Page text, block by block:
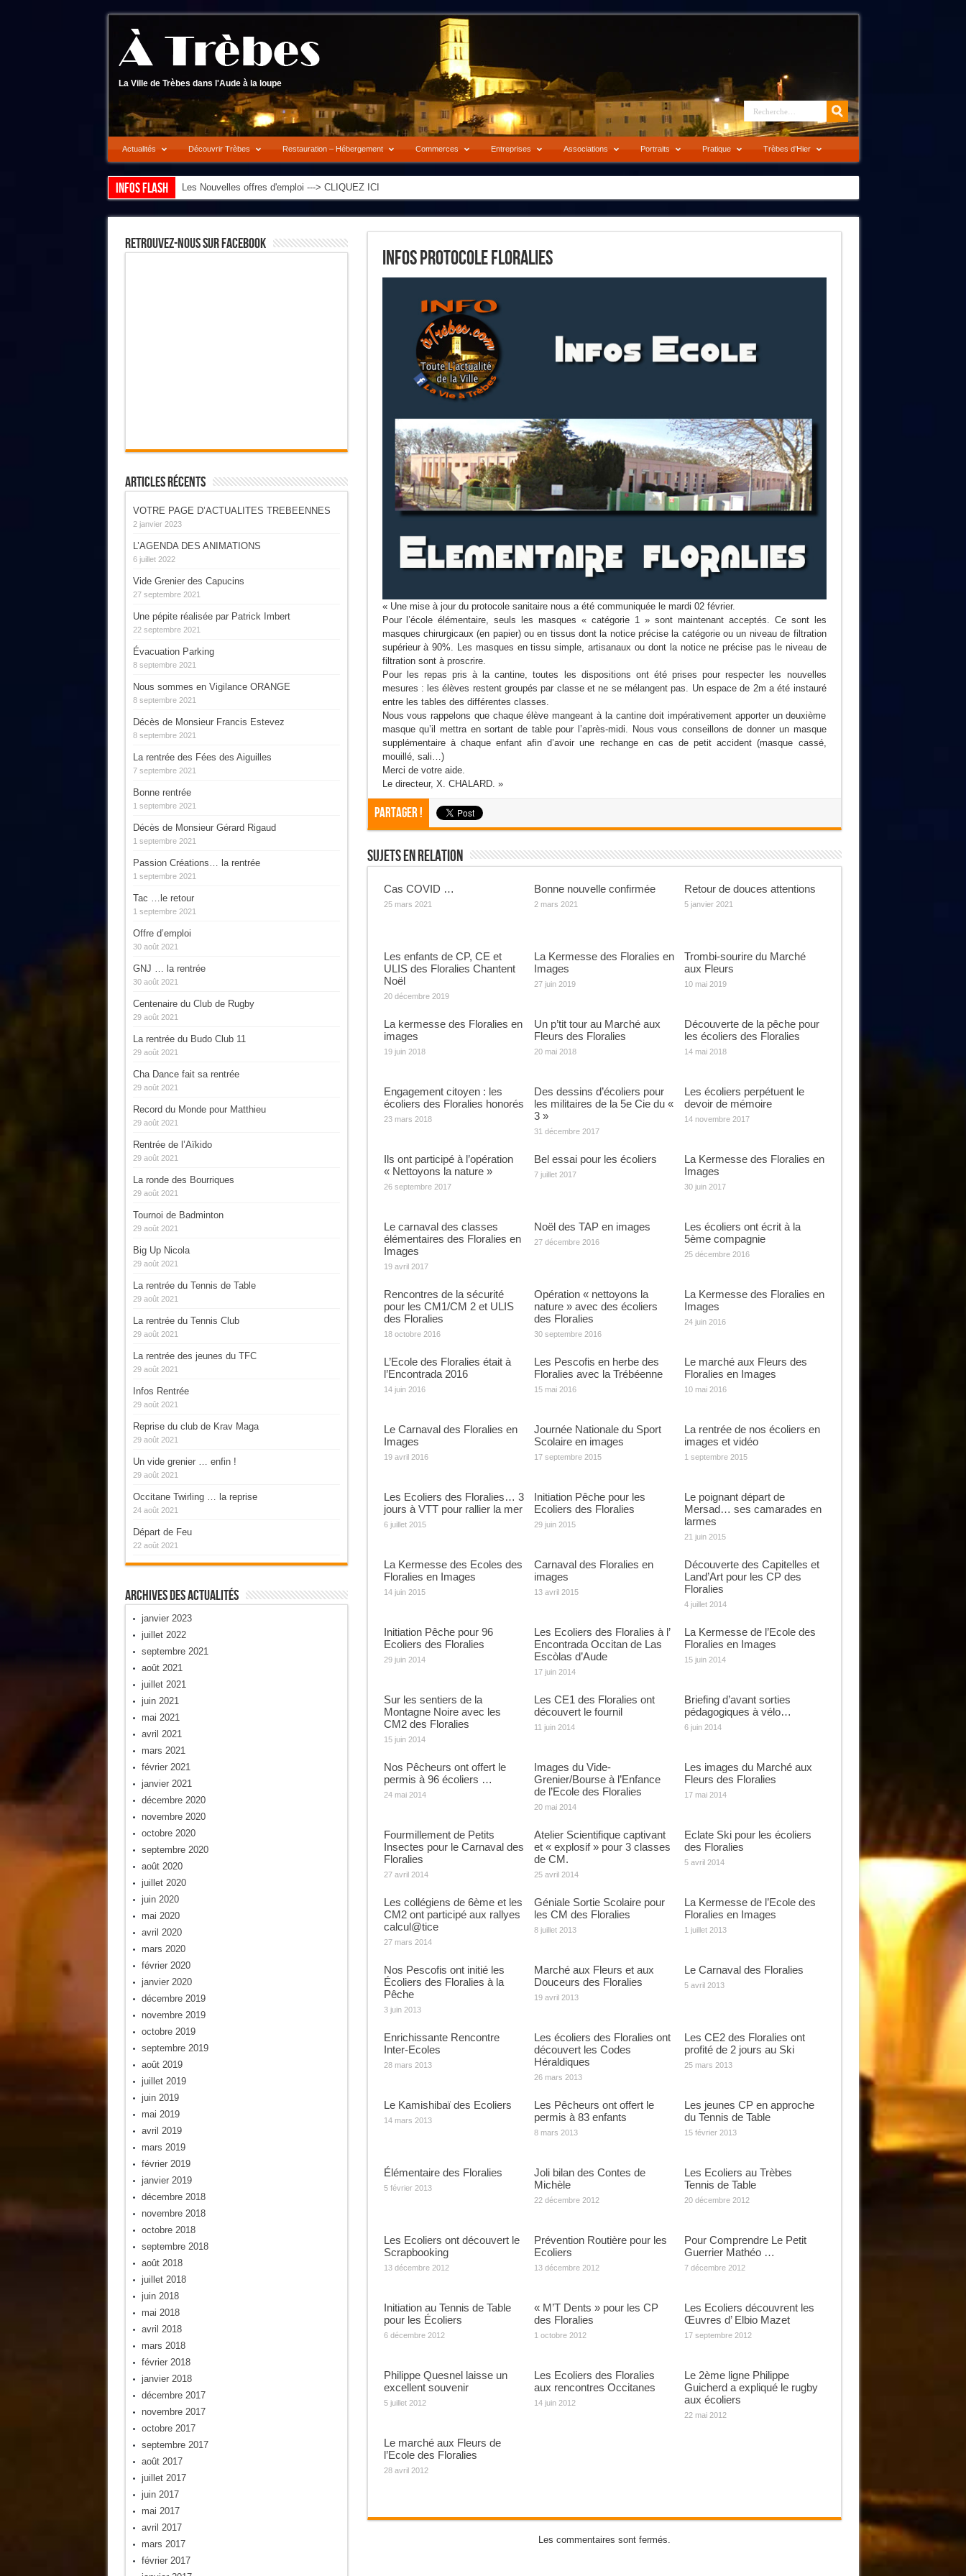
La Ville de Trèbes dans l'Aude à la loupe
Actualités Découvrir Trèbes Restauration – Hébergement Commerces Entreprises Associations Portraits Pratique Trèbes d’Hier
Infos flash Les Nouvelles offres d'emploi ---> CLIQUEZ ICI
Infos Protocole Floralies
« Une mise à jour du protocole sanitaire nous a été communiquée le mardi 02 février.
Pour l’école élémentaire, seuls les masques « catégorie 1 » sont maintenant acceptés. Ce sont les
masques chirurgicaux (en papier) ou en tissus dont la notice précise la catégorie ou un niveau de filtration
supérieur à 90%. Les masques en tissu simple, artisanaux ou dont la notice ne précise pas le niveau de
filtration sont à proscrire.
Pour les repas pris à la cantine, toutes les dispositions ont été prises pour respecter les nouvelles
mesures : les élèves restent groupés par classe et ne se mélangent pas. Un espace de 2m a été instauré
entre les tables des différentes classes.
Nous vous rappelons que chaque élève mangeant à la cantine doit impérativement apporter un deuxième
masque qu’il mettra en sortant de table pour l’après-midi. Nous vous conseillons de donner un masque
supplémentaire à chaque enfant afin d’avoir une rechange en cas de petit accident (masque cassé,
mouillé, sali…)
Merci de votre aide.
Le directeur, X. CHALARD. »
Partager !
Sujets En Relation
Cas COVID …
25 mars 2021
Bonne nouvelle confirmée
2 mars 2021
Retour de douces attentions
5 janvier 2021
Les enfants de CP, CE et
ULIS des Floralies Chantent
Noël
20 décembre 2019
La Kermesse des Floralies en
Images
27 juin 2019
Trombi-sourire du Marché
aux Fleurs
10 mai 2019
La kermesse des Floralies en
images
19 juin 2018
Un p’tit tour au Marché aux
Fleurs des Floralies
20 mai 2018
Découverte de la pêche pour
les écoliers des Floralies
14 mai 2018
Engagement citoyen : les
écoliers des Floralies honorés
23 mars 2018
Des dessins d’écoliers pour
les militaires de la 5e Cie du «
3 »
31 décembre 2017
Les écoliers perpétuent le
devoir de mémoire
14 novembre 2017
Ils ont participé à l’opération
« Nettoyons la nature »
26 septembre 2017
Bel essai pour les écoliers
7 juillet 2017
La Kermesse des Floralies en
Images
30 juin 2017
Le carnaval des classes
élémentaires des Floralies en
Images
19 avril 2017
Noël des TAP en images
27 décembre 2016
Les écoliers ont écrit à la
5ème compagnie
25 décembre 2016
Rencontres de la sécurité
pour les CM1/CM 2 et ULIS
des Floralies
18 octobre 2016
Opération « nettoyons la
nature » avec des écoliers
des Floralies
30 septembre 2016
La Kermesse des Floralies en
Images
24 juin 2016
L’Ecole des Floralies était à
l’Encontrada 2016
14 juin 2016
Les Pescofis en herbe des
Floralies avec la Trébéenne
15 mai 2016
Le marché aux Fleurs des
Floralies en Images
10 mai 2016
Le Carnaval des Floralies en
Images
19 avril 2016
Journée Nationale du Sport
Scolaire en images
17 septembre 2015
La rentrée de nos écoliers en
images et vidéo
1 septembre 2015
Les Ecoliers des Floralies… 3
jours à VTT pour rallier la mer
6 juillet 2015
Initiation Pêche pour les
Ecoliers des Floralies
29 juin 2015
Le poignant départ de
Mersad… ses camarades en
larmes
21 juin 2015
La Kermesse des Ecoles des
Floralies en Images
14 juin 2015
Carnaval des Floralies en
images
13 avril 2015
Découverte des Capitelles et
Land’Art pour les CP des
Floralies
4 juillet 2014
Initiation Pêche pour 96
Ecoliers des Floralies
29 juin 2014
Les Ecoliers des Floralies à l’
Encontrada Occitan de Las
Escòlas d’Aude
17 juin 2014
La Kermesse de l’Ecole des
Floralies en Images
15 juin 2014
Sur les sentiers de la
Montagne Noire avec les
CM2 des Floralies
15 juin 2014
Les CE1 des Floralies ont
découvert le fournil
11 juin 2014
Briefing d’avant sorties
pédagogiques à vélo…
6 juin 2014
Nos Pêcheurs ont offert le
permis à 96 écoliers …
24 mai 2014
Images du Vide-
Grenier/Bourse à l’Enfance
de l’Ecole des Floralies
20 mai 2014
Les images du Marché aux
Fleurs des Floralies
17 mai 2014
Fourmillement de Petits
Insectes pour le Carnaval des
Floralies
27 avril 2014
Atelier Scientifique captivant
et « explosif » pour 3 classes
de CM.
25 avril 2014
Eclate Ski pour les écoliers
des Floralies
5 avril 2014
Les collégiens de 6ème et les
CM2 ont participé aux rallyes
calcul@tice
27 mars 2014
Géniale Sortie Scolaire pour
les CM des Floralies
8 juillet 2013
La Kermesse de l’Ecole des
Floralies en Images
1 juillet 2013
Nos Pescofis ont initié les
Écoliers des Floralies à la
Pêche
3 juin 2013
Marché aux Fleurs et aux
Douceurs des Floralies
19 avril 2013
Le Carnaval des Floralies
5 avril 2013
Enrichissante Rencontre
Inter-Ecoles
28 mars 2013
Les écoliers des Floralies ont
découvert les Codes
Héraldiques
26 mars 2013
Les CE2 des Floralies ont
profité de 2 jours au Ski
25 mars 2013
Le Kamishibaï des Ecoliers
14 mars 2013
Les Pêcheurs ont offert le
permis à 83 enfants
8 mars 2013
Les jeunes CP en approche
du Tennis de Table
15 février 2013
Élémentaire des Floralies
5 février 2013
Joli bilan des Contes de
Michèle
22 décembre 2012
Les Ecoliers au Trèbes
Tennis de Table
20 décembre 2012
Les Ecoliers ont découvert le
Scrapbooking
13 décembre 2012
Prévention Routière pour les
Ecoliers
13 décembre 2012
Pour Comprendre Le Petit
Guerrier Mathéo …
7 décembre 2012
Initiation au Tennis de Table
pour les Écoliers
6 décembre 2012
« M’T Dents » pour les CP
des Floralies
1 octobre 2012
Les Ecoliers découvrent les
Œuvres d’ Elbio Mazet
17 septembre 2012
Philippe Quesnel laisse un
excellent souvenir
5 juillet 2012
Les Ecoliers des Floralies
aux rencontres Occitanes
14 juin 2012
Le 2ème ligne Philippe
Guicherd a expliqué le rugby
aux écoliers
22 mai 2012
Le marché aux Fleurs de
l’Ecole des Floralies
28 avril 2012
Les commentaires sont fermés.
Retrouvez-Nous Sur Facebook
Articles Récents
VOTRE PAGE D’ACTUALITES TREBEENNES
2 janvier 2023
L’AGENDA DES ANIMATIONS
6 juillet 2022
Vide Grenier des Capucins
27 septembre 2021
Une pépite réalisée par Patrick Imbert
22 septembre 2021
Évacuation Parking
8 septembre 2021
Nous sommes en Vigilance ORANGE
8 septembre 2021
Décès de Monsieur Francis Estevez
8 septembre 2021
La rentrée des Fées des Aiguilles
7 septembre 2021
Bonne rentrée
1 septembre 2021
Décès de Monsieur Gérard Rigaud
1 septembre 2021
Passion Créations… la rentrée
1 septembre 2021
Tac …le retour
1 septembre 2021
Offre d’emploi
30 août 2021
GNJ … la rentrée
30 août 2021
Centenaire du Club de Rugby
29 août 2021
La rentrée du Budo Club 11
29 août 2021
Cha Dance fait sa rentrée
29 août 2021
Record du Monde pour Matthieu
29 août 2021
Rentrée de l’Aïkido
29 août 2021
La ronde des Bourriques
29 août 2021
Tournoi de Badminton
29 août 2021
Big Up Nicola
29 août 2021
La rentrée du Tennis de Table
29 août 2021
La rentrée du Tennis Club
29 août 2021
La rentrée des jeunes du TFC
29 août 2021
Infos Rentrée
29 août 2021
Reprise du club de Krav Maga
29 août 2021
Un vide grenier … enfin !
29 août 2021
Occitane Twirling … la reprise
24 août 2021
Départ de Feu
22 août 2021
Archives Des Actualités
janvier 2023
juillet 2022
septembre 2021
août 2021
juillet 2021
juin 2021
mai 2021
avril 2021
mars 2021
février 2021
janvier 2021
décembre 2020
novembre 2020
octobre 2020
septembre 2020
août 2020
juillet 2020
juin 2020
mai 2020
avril 2020
mars 2020
février 2020
janvier 2020
décembre 2019
novembre 2019
octobre 2019
septembre 2019
août 2019
juillet 2019
juin 2019
mai 2019
avril 2019
mars 2019
février 2019
janvier 2019
décembre 2018
novembre 2018
octobre 2018
septembre 2018
août 2018
juillet 2018
juin 2018
mai 2018
avril 2018
mars 2018
février 2018
janvier 2018
décembre 2017
novembre 2017
octobre 2017
septembre 2017
août 2017
juillet 2017
juin 2017
mai 2017
avril 2017
mars 2017
février 2017